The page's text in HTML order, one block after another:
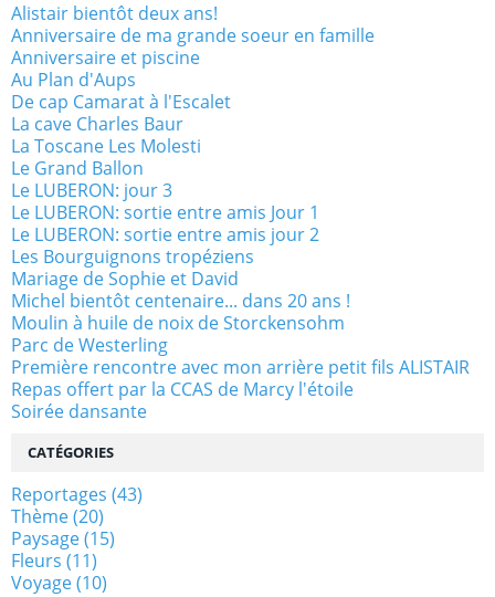
Alistair bientôt deux ans!
Anniversaire de ma grande soeur en famille
Anniversaire et piscine
Au Plan d'Aups
De cap Camarat à l'Escalet
La cave Charles Baur
La Toscane Les Molesti
Le Grand Ballon
Le LUBERON: jour 3
Le LUBERON: sortie entre amis Jour 1
Le LUBERON: sortie entre amis jour 2
Les Bourguignons tropéziens
Mariage de Sophie et David
Michel bientôt centenaire... dans 20 ans !
Moulin à huile de noix de Storckensohm
Parc de Westerling
Première rencontre avec mon arrière petit fils ALISTAIR
Repas offert par la CCAS de Marcy l'étoile
Soirée dansante
CATÉGORIES
Reportages (43)
Thème(20)
Paysage(15)
Fleurs (11)
Voyage(10)